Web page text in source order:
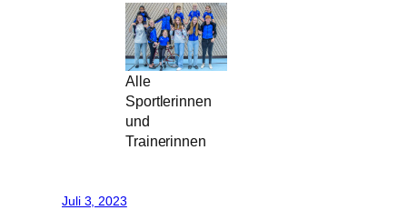
Alle
Sportlerinnen
und
Trainerinnen
Juli 3, 2023